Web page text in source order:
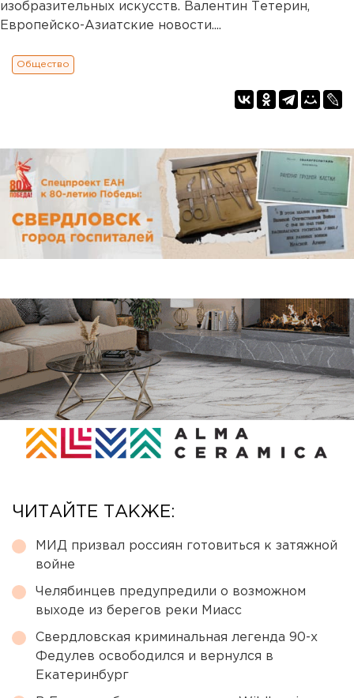
изобразительных искусств. Валентин Тетерин,
Европейско-Азиатские новости....
Общество
ЧИТАЙТЕ ТАКЖЕ:
МИД призвал россиян готовиться к затяжной
войне
Челябинцев предупредили о возможном
выходе из берегов реки Миасс
Свердловская криминальная легенда 90-х
Федулев освободился и вернулся в
Екатеринбург